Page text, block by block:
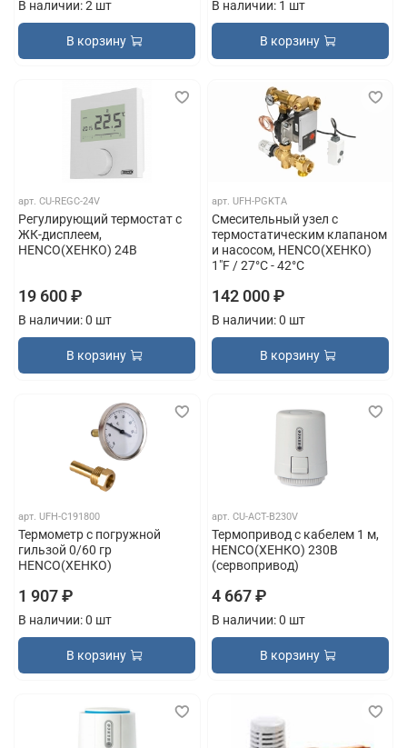
В наличии: 2 шт
В корзину
В наличии: 1 шт
В корзину
арт.CU-REGC-24V
Регулирующий термостат с
ЖК-дисплеем,
HENCO(ХЕНКО) 24В
19 600 ₽
В наличии: 0 шт
В корзину
арт. UFH-PGKTA
Смесительный узел с
термостатическим клапаном
и насосом, HENCO(ХЕНКО)
1"F / 27°C - 42°C
142 000 ₽
В наличии: 0 шт
В корзину
арт.UFH-C191800
Термометр с погружной
гильзой 0/60 гр
HENCO(ХЕНКО)
1 907 ₽
В наличии: 0 шт
В корзину
арт. CU-ACT-B230V
Термопривод с кабелем 1 м,
HENCO(ХЕНКО) 230В
(сервопривод)
4 667 ₽
В наличии: 0 шт
В корзину